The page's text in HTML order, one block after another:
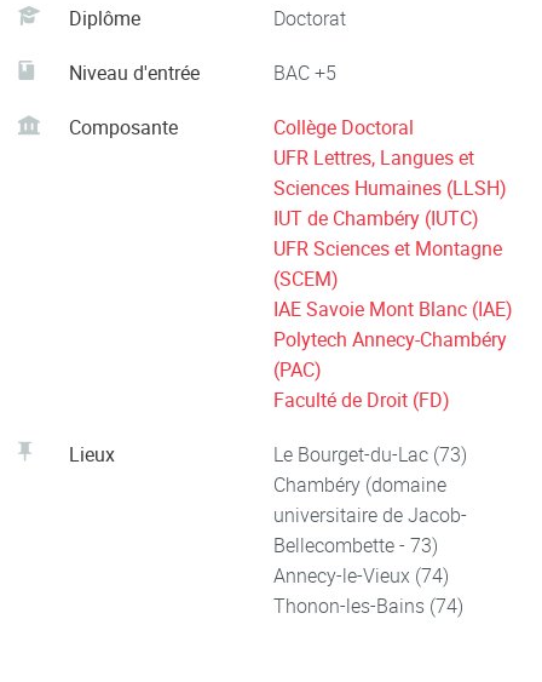
Diplôme Doctorat
Niveau d'entrée BAC +5
Composante
Collège Doctoral
UFR Lettres, Langues et
Sciences Humaines (LLSH)
IUT de Chambéry (IUTC)
UFR Sciences et Montagne
(SCEM)
IAE Savoie Mont Blanc (IAE)
Polytech Annecy-Chambéry
(PAC)
Faculté de Droit (FD)
Lieux
Le Bourget-du-Lac (73)
Chambéry (domaine
universitaire de Jacob-
Bellecombette - 73)
Annecy-le-Vieux (74)
Thonon-les-Bains (74)